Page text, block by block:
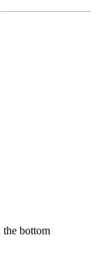
the bottom